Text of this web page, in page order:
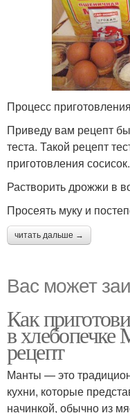
Процесс
Приведу вам рецепт
теста. Такой рецепт
приготовления сосисок.
Растворить дрожжи в
Просеять муку и
читать дальше →
Вас может
Как
в хлебопечке
рецепт
Манты — это
кухни, которые
начинкой, обычно из